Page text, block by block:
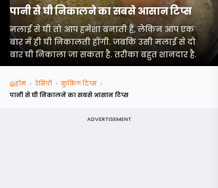
पानी से घी निकालने का सबसे आसान टिप्स
मलाई से घी तो आप हमेशा बनाती हैं, लेकिन आप एक
बार में ही घी निकालती होंगी. जबकि उसी मलाई से दो
बार घी निकाला जा सकता है. तरीका बहुत शानदार है.
होम › रेसिपी › कुकिंग टिप्‍स ›
पानी से घी निकालने का सबसे आसान टिप्स
ADVERTISEMENT